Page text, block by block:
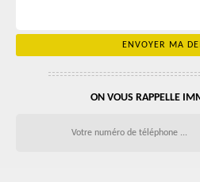
ON VOUS RAPPELLE